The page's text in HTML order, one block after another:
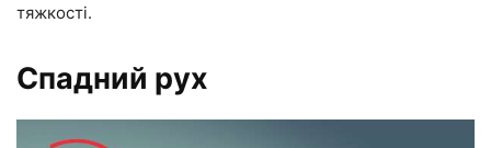
тяжкості.
Спадний рух